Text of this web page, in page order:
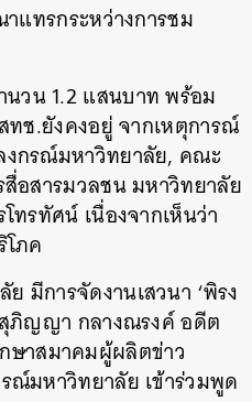
ทรกระหว่างการชม
นวน 1.2 แสนบาท พร้อม
ทช.ยังคงอยู่ จากเหตุการณ์
งกรณ์มหาวิทยาลัย, คณะ
อสารมวลชน มหาวิทยาลัย
ทรทัศน์ เนื่องจากเห็นว่า
ภค
มีการจัดงานเสวนา ‘พิรง
ภิญญา กลางณรงค์ อดีต
ษาสมาคมผู้ผลิตข่าว
ณ์มหาวิทยาลัย เข้าร่วมพูด